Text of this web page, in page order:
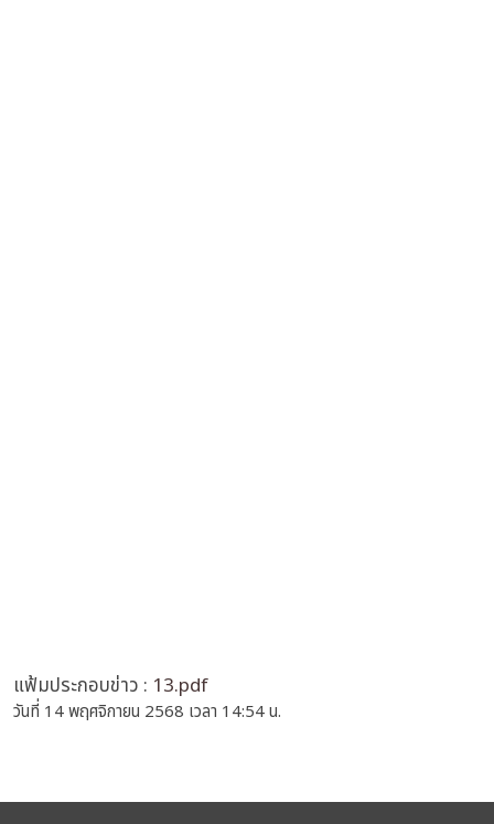
แฟ้มประกอบข่าว : 13.pdf
วันที่ 14 พฤศจิกายน 2568 เวลา 14:54 น.